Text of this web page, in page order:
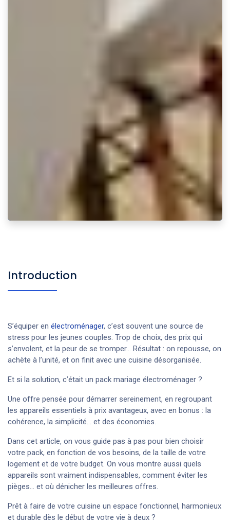
Introduction
S’équiper en électroménager, c’est souvent une source de
stress pour les jeunes couples. Trop de choix, des prix qui
s’envolent, et la peur de se tromper… Résultat : on repousse, on
achète à l’unité, et on finit avec une cuisine désorganisée.
Et si la solution, c’était un pack mariage électroménager ?
Une offre pensée pour démarrer sereinement, en regroupant
les appareils essentiels à prix avantageux, avec en bonus : la
cohérence, la simplicité… et des économies.
Dans cet article, on vous guide pas à pas pour bien choisir
votre pack, en fonction de vos besoins, de la taille de votre
logement et de votre budget. On vous montre aussi quels
appareils sont vraiment indispensables, comment éviter les
pièges… et où dénicher les meilleures offres.
Prêt à faire de votre cuisine un espace fonctionnel, harmonieux
et durable dès le début de votre vie à deux ?